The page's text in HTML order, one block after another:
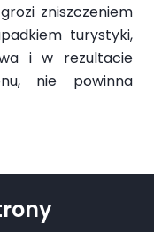
zniszczeniem
turystyki,
i w rezultacie
nie powinna